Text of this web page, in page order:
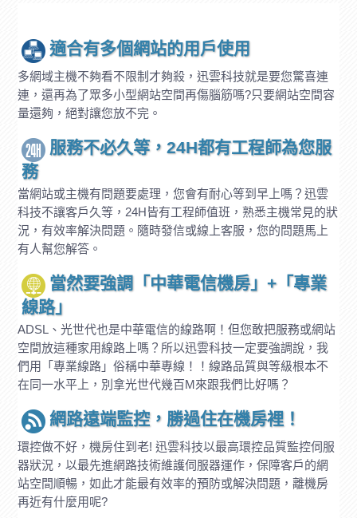
適合有多個網站的用戶使用
多網域主機不夠看不限制才夠殺，迅雲科技就是要您驚喜連
連，還再為了眾多小型網站空間再傷腦筋嗎?只要網站空間容
量還夠，絕對讓您放不完。
服務不必久等，24H都有工程師為您服
務
當網站或主機有問題要處理，您會有耐心等到早上嗎？迅雲
科技不讓客戶久等，24H皆有工程師值班，熟悉主機常見的狀
況，有效率解決問題。隨時發信或線上客服，您的問題馬上
有人幫您解答。
當然要強調「中華電信機房」+「專業
線路」
ADSL、光世代也是中華電信的線路啊！但您敢把服務或網站
空間放這種家用線路上嗎？所以迅雲科技一定要強調說，我
們用「專業線路」俗稱中華專線！！線路品質與等級根本不
在同一水平上，別拿光世代幾百M來跟我們比好嗎？
網路遠端監控，勝過住在機房裡！
環控做不好，機房住到老! 迅雲科技以最高環控品質監控伺服
器狀況，以最先進網路技術維護伺服器運作，保障客戶的網
站空間順暢，如此才能最有效率的預防或解決問題，離機房
再近有什麼用呢?